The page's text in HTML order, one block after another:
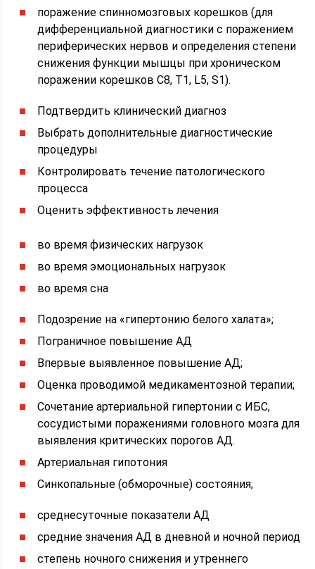
поражение спинномозговых корешков (для
дифференциальной диагностики с поражением
периферических нервов и определения степени
снижения функции мышцы при хроническом
поражении корешков С8, T1, L5, S1).
Подтвердить клинический диагноз
Выбрать дополнительные диагностические
процедуры
Контролировать течение патологического
процесса
Оценить эффективность лечения
во время физических нагрузок
во время эмоциональных нагрузок
во время сна
Подозрение на «гипертонию белого халата»;
Пограничное повышение АД
Впервые выявленное повышение АД;
Оценка проводимой медикаментозной терапии;
Сочетание артериальной гипертонии с ИБС,
сосудистыми поражениями головного мозга для
выявления критических порогов АД.
Артериальная гипотония
Синкопальные (обморочные) состояния;
среднесуточные показатели АД
средние значения АД в дневной и ночной период
степень ночного снижения и утреннего